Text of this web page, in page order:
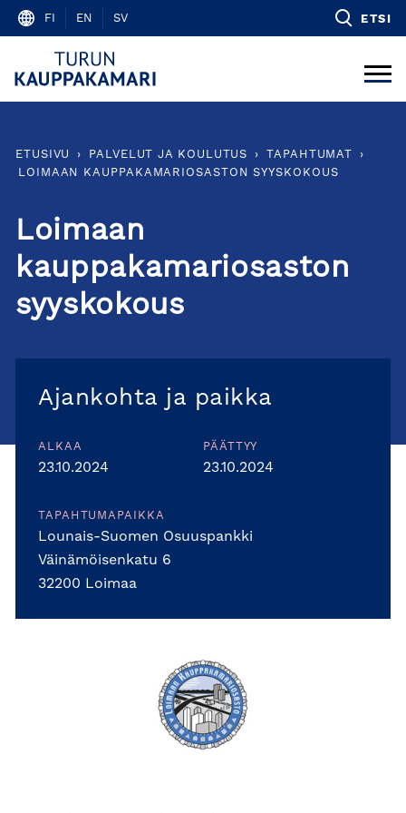
Skip
content
FI EN SV ETSI
ETUSIVU › PALVELUT JA KOULUTUS › TAPAHTUMAT
›
LOIMAAN KAUPPAKAMARIOSASTON SYYSKOKOUS
Loimaan
kauppakamariosaston
syyskokous
Ajankohta ja paikka
ALKAA
23.10.2024
PÄÄTTYY
23.10.2024
TAPAHTUMAPAIKKA
Lounais-Suomen Osuuspankki
Väinämöisenkatu 6
32200 Loimaa